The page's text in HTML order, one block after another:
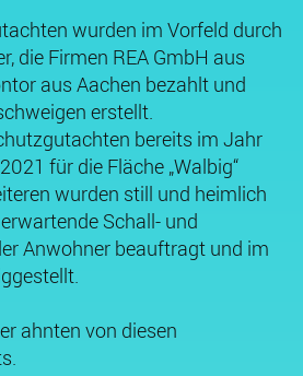
wurden im Vorfeld durch
die Firmen REA GmbH aus
aus Aachen bezahlt und
erstellt.
bereits im Jahr
für die Fläche „Walbig“
wurden still und heimlich
Schall- und
Anwohner beauftragt und im
ahnten von diesen